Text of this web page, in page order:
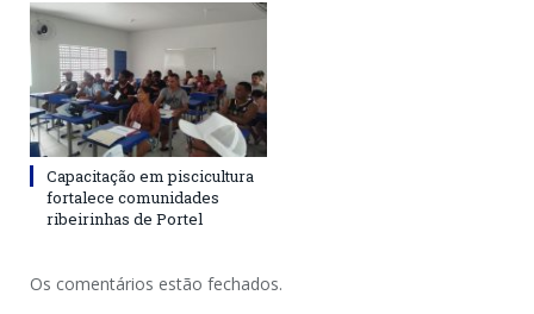
Capacitação em piscicultura
fortalece comunidades
ribeirinhas de Portel
Os comentários estão fechados.